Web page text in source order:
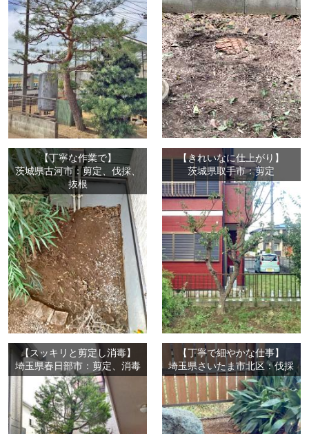
【丁寧な作業で】
茨城県古河市：剪定、伐採、
抜根
【きれいなに仕上がり】
茨城県取手市：剪定
【スッキリと剪定し消毒】
埼玉県春日部市：剪定、消毒
【丁寧で細やかな仕事】
埼玉県さいたま市北区：伐採